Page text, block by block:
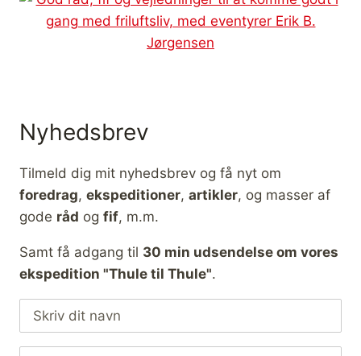
AF
(ANMELDELSE)
Nyhedsbrev
Tilmeld dig mit nyhedsbrev og få nyt om
foredrag, ekspeditioner, artikler, og masser af
gode råd og fif, m.m.
Samt få adgang til 30 min udsendelse om vores
ekspedition "Thule til Thule".